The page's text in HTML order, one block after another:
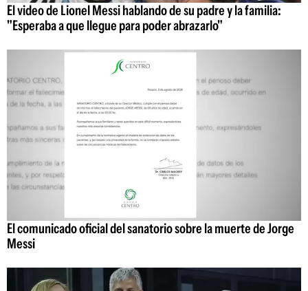
El video de Lionel Messi hablando de su padre y la familia:
"Esperaba a que llegue para poder abrazarlo"
El comunicado oficial del sanatorio sobre la muerte de Jorge
Messi